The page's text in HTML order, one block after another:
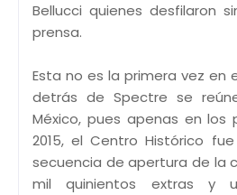
Bellucci quienes desfilaron
prensa.
Esta no es la primera vez en
detrás de Spectre se
México, pues apenas en los
2015, el Centro Histórico
secuencia de apertura de la
mil quinientos extras y